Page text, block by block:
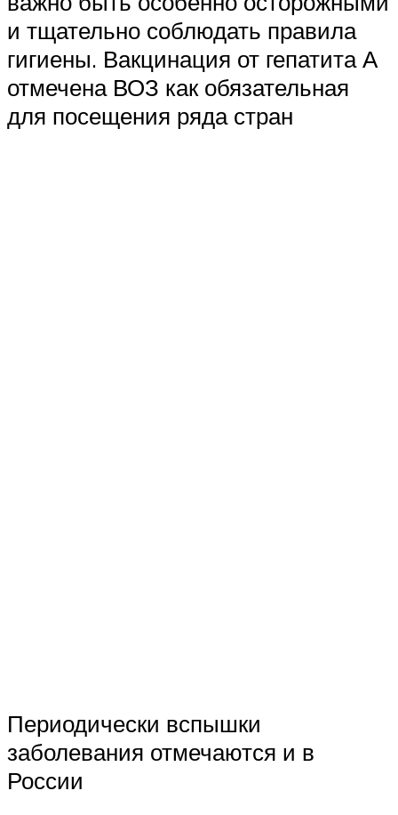
и тщательно соблюдать правила
гигиены. Вакцинация от гепатита А
отмечена ВОЗ как обязательная
для посещения ряда стран
Периодически вспышки
заболевания отмечаются и в
России